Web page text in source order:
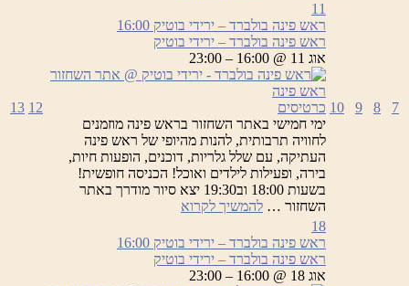
בולברד
–
ירידי
בוטיק
7
8
9
10
11
ראש פינה בולברד – ירידי בוטיק 16:00
ראש פינה בולברד – ירידי בוטיק
אוג 11 @ 16:00 – 23:00
כרטיסים
ימי חמישי באתר השחזור בראש פינה מוזמנים
לחוויה תרבותית, להנות מהיופי של ראש פינה
העתיקה, עם שלל גלריות, דוכנים, הופעות חיות,
בירה, ופעילות לילדים ואוכל! הכניסה חופשית!
בשעות 18:00 וב19:30 יצא סיור מודרך באתר
השחזור … להמשיך לקרוא
בולברד
–
ירידי
12
13
18
ראש פינה בולברד – ירידי בוטיק 16:00
ראש פינה בולברד – ירידי בוטיק
אוג 18 @ 16:00 – 23:00